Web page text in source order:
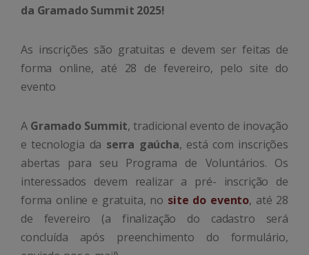
da Gramado Summit 2025!
As inscrições são gratuitas e devem ser feitas de
forma online, até 28 de fevereiro, pelo site do
evento
A Gramado Summit, tradicional evento de inovação
e tecnologia da serra gaúcha, está com inscrições
abertas para seu Programa de Voluntários. Os
interessados devem realizar a pré- inscrição de
forma online e gratuita, no site do evento, até 28
de fevereiro (a finalização do cadastro será
concluída após preenchimento do formulário,